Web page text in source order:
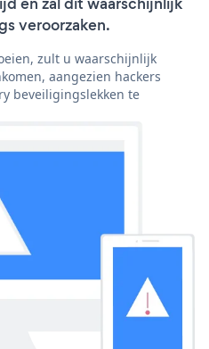
veroorzaken.
zult u waarschijnlijk
aangezien hackers
beveiligingslekken te